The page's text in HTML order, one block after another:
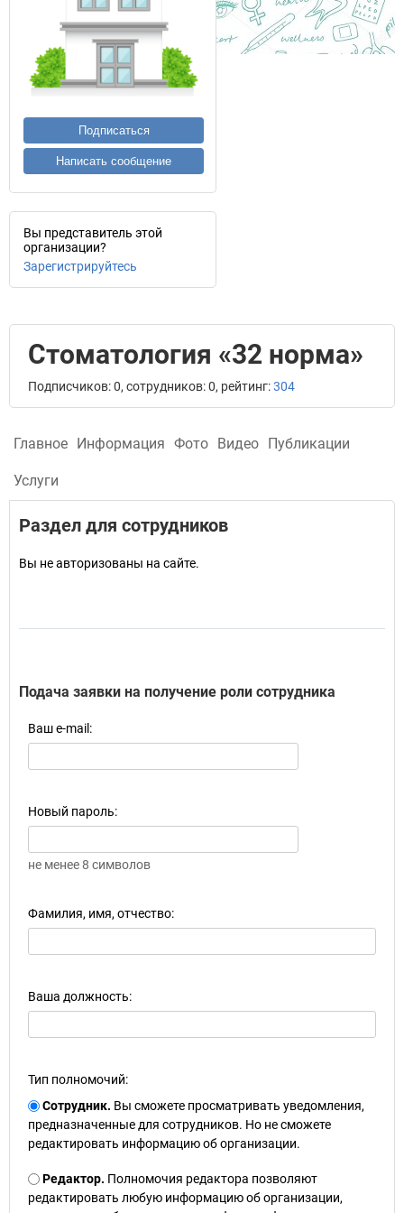
Подписаться
Написать сообщение
Вы представитель этой
организации?
Зарегистрируйтесь
Стоматология «32 норма»
Подписчиков: 0, сотрудников: 0, рейтинг:304
Главное Информация Фото Видео Публикации
Услуги
Раздел для сотрудников
Вы не авторизованы на сайте.
Подача заявки на получение роли сотрудника
Ваш e-mail:
Новый пароль:
не менее 8 символов
Фамилия, имя, отчество:
Ваша должность:
Тип полномочий:
Сотрудник. Вы сможете просматривать уведомления,
предназначенные для сотрудников. Но не сможете
редактировать информацию об организации.
Редактор. Полномочия редактора позволяют
редактировать любую информацию об организации,